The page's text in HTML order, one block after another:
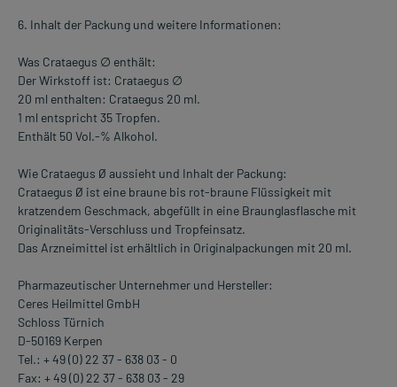
6. Inhalt der Packung und weitere Informationen:
Was Crataegus ∅ enthält:
Der Wirkstoff ist: Crataegus ∅
20 ml enthalten: Crataegus 20 ml.
1 ml entspricht 35 Tropfen.
Enthält 50 Vol.-% Alkohol.
Wie Crataegus Ø aussieht und Inhalt der Packung:
Crataegus Ø ist eine braune bis rot-braune Flüssigkeit mit
kratzendem Geschmack, abgefüllt in eine Braunglasflasche mit
Originalitäts-Verschluss und Tropfeinsatz.
Das Arzneimittel ist erhältlich in Originalpackungen mit 20 ml.
Pharmazeutischer Unternehmer und Hersteller:
Ceres Heilmittel GmbH
Schloss Türnich
D-50169 Kerpen
Tel.: + 49 (0) 22 37 - 638 03 - 0
Fax: + 49 (0) 22 37 - 638 03 - 29